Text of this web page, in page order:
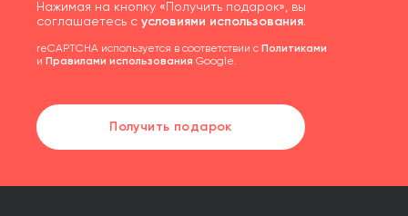
Нажимая на кнопку «Получить подарок», вы
соглашаетесь с условиями использования.
reCAPTCHA используется в соответствии с Политиками
и Правилами использования Google.
Получить подарок